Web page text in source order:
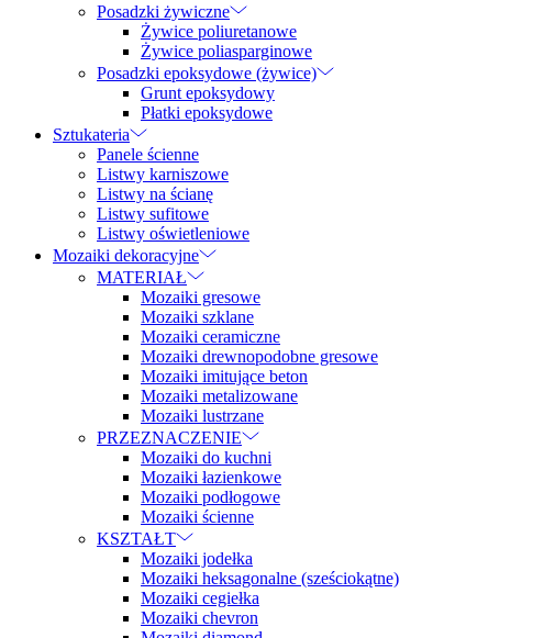
Posadzki żywiczne
Żywice poliuretanowe
Żywice poliasparginowe
Posadzki epoksydowe (żywice)
Grunt epoksydowy
Płatki epoksydowe
Sztukateria
Panele ścienne
Listwy karniszowe
Listwy na ścianę
Listwy sufitowe
Listwy oświetleniowe
Mozaiki dekoracyjne
MATERIAŁ
Mozaiki gresowe
Mozaiki szklane
Mozaiki ceramiczne
Mozaiki drewnopodobne gresowe
Mozaiki imitujące beton
Mozaiki metalizowane
Mozaiki lustrzane
PRZEZNACZENIE
Mozaiki do kuchni
Mozaiki łazienkowe
Mozaiki podłogowe
Mozaiki ścienne
KSZTAŁT
Mozaiki jodełka
Mozaiki heksagonalne (sześciokątne)
Mozaiki cegiełka
Mozaiki chevron